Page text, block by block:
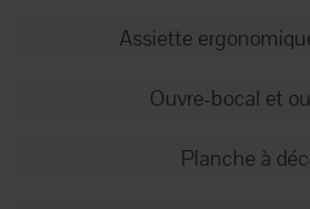
Assiette
Ouvre-bocal et
Planche à